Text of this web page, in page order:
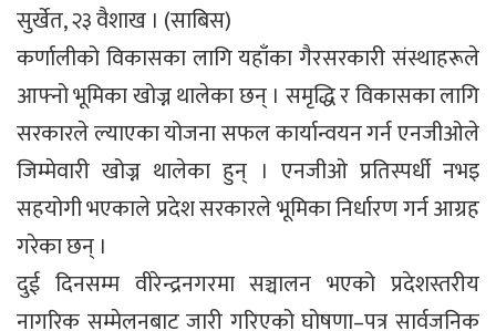
सुर्खेत, २३ वैशाख । (साबिस)
कर्णालीको विकासका लागि यहाँका गैरसरकारी संस्थाहरूले
आफ्नो भूमिका खोज्न थालेका छन् । समृद्धि र विकासका लागि
सरकारले ल्याएका योजना सफल कार्यान्वयन गर्न एनजीओले
जिम्मेवारी खोज्न थालेका हुन् । एनजीओ प्रतिस्पर्धी नभइ
सहयोगी भएकाले प्रदेश सरकारले भूमिका निर्धारण गर्न आग्रह
गरेका छन् ।
दुई दिनसम्म वीरेन्द्रनगरमा सञ्चालन भएको प्रदेशस्तरीय
नागरिक सम्मेलनबाट जारी गरिएको घोषणा–पत्र सार्वजनिक